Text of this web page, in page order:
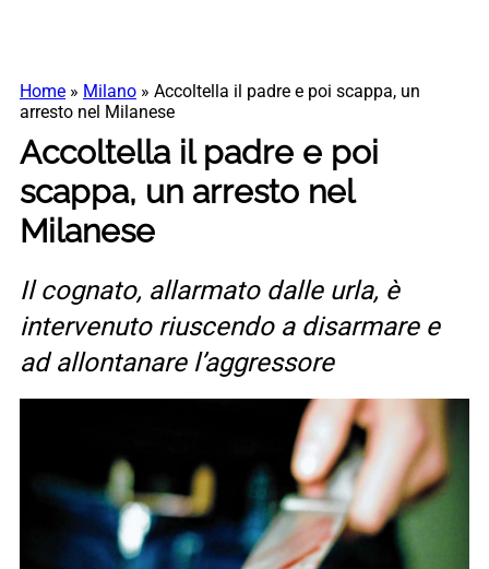
Home » Milano » Accoltella il padre e poi scappa, un
arresto nel Milanese
Accoltella il padre e poi
scappa, un arresto nel
Milanese
Il cognato, allarmato dalle urla, è
intervenuto riuscendo a disarmare e
ad allontanare l’aggressore